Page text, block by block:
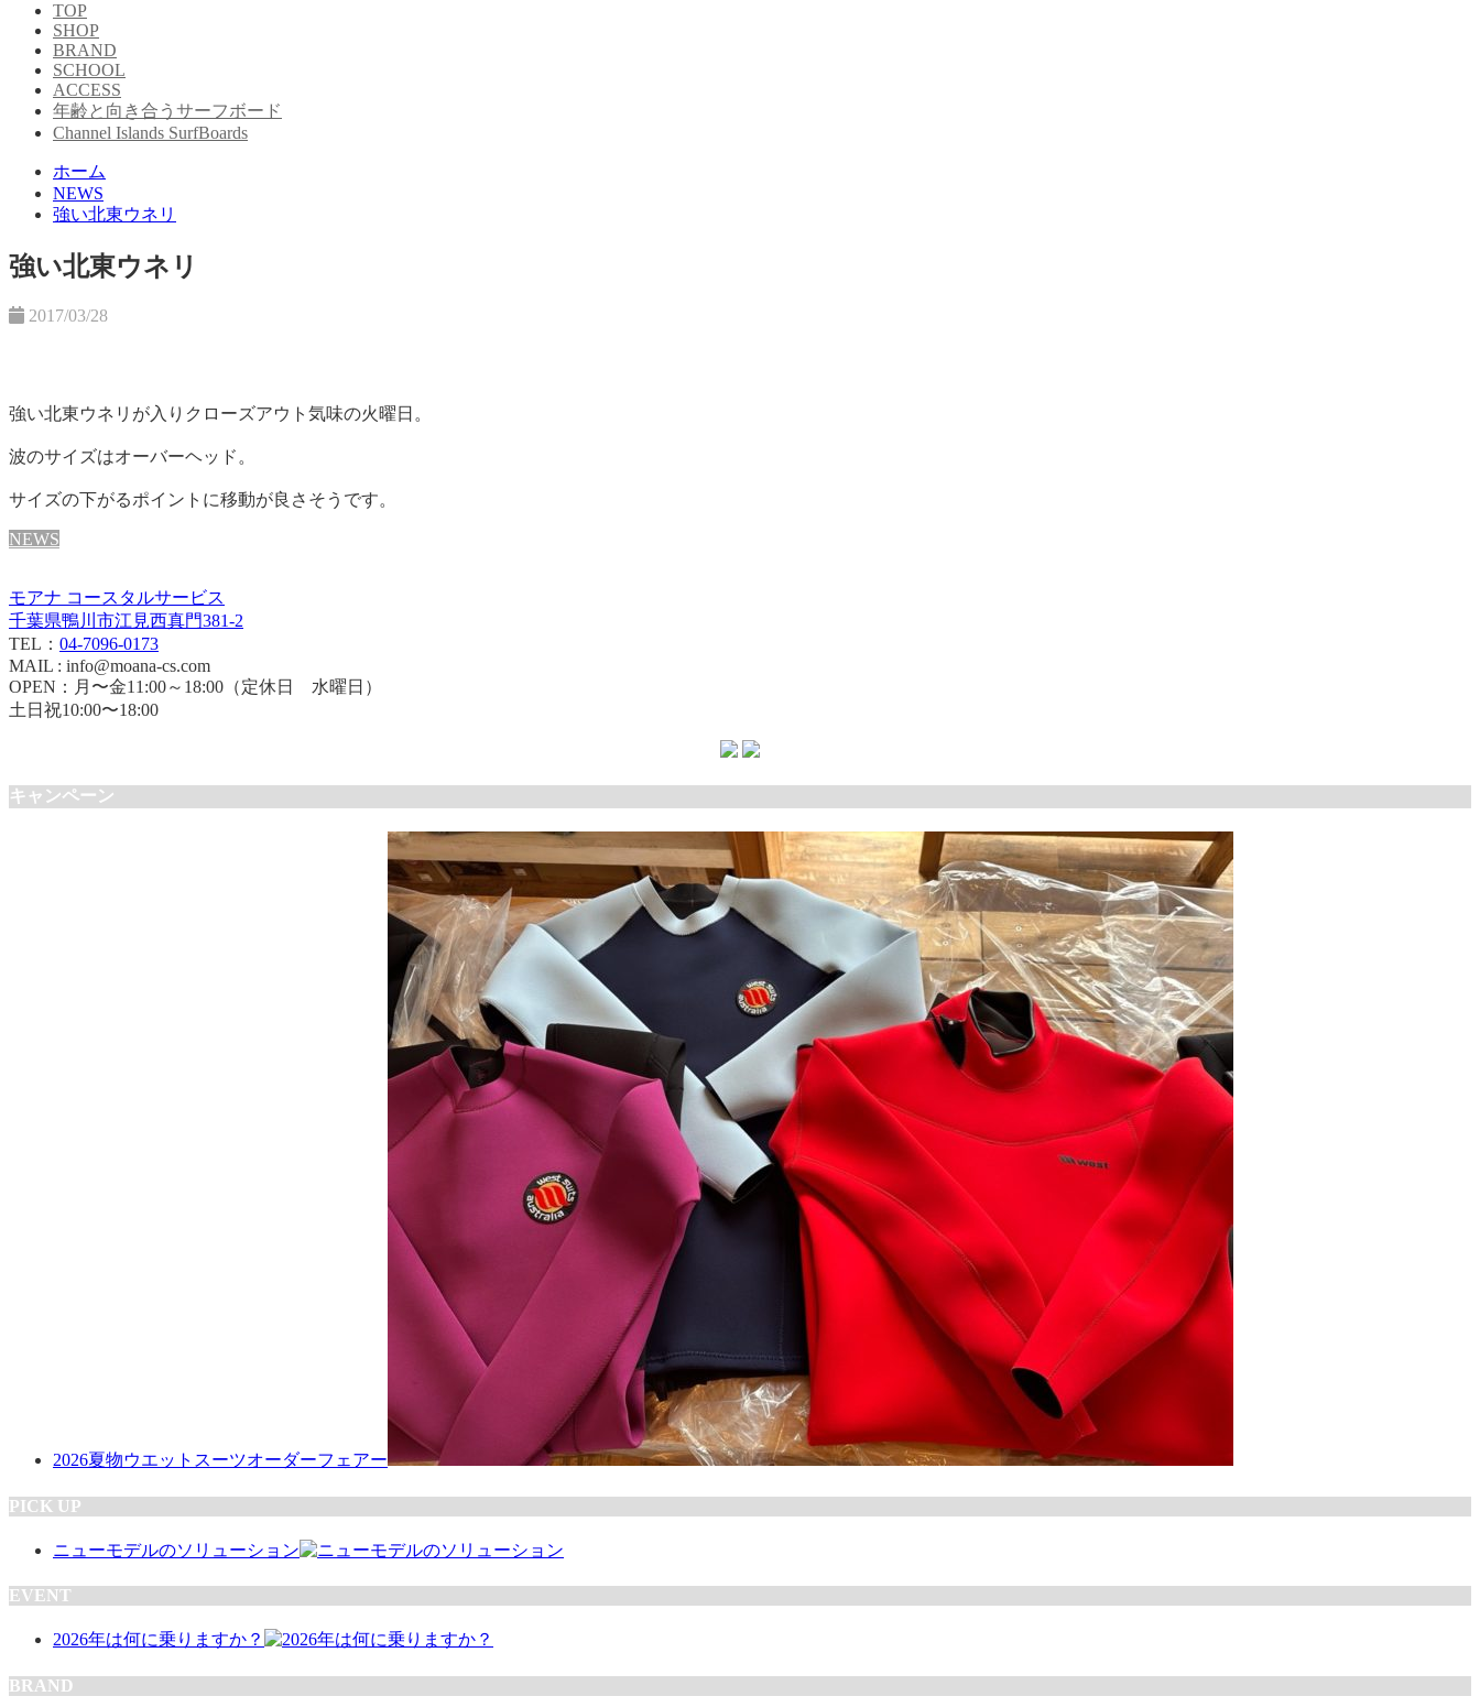
TOP
SHOP
BRAND
SCHOOL
ACCESS
年齢と向き合うサーフボード
Channel Islands SurfBoards
ホーム
NEWS
強い北東ウネリ
強い北東ウネリ
2017/03/28
強い北東ウネリが入りクローズアウト気味の火曜日。
波のサイズはオーバーヘッド。
サイズの下がるポイントに移動が良さそうです。
NEWS
モアナ コースタルサービス
千葉県鴨川市江見西真門381-2
TEL： 04-7096-0173
MAIL : info@moana-cs.com
OPEN：月〜金11:00～18:00（定休日 水曜日）
土日祝10:00〜18:00
キャンペーン
2026夏物ウエットスーツオーダーフェアー
PICK UP
ニューモデルのソリューション
EVENT
2026年は何に乗りますか？
BRAND